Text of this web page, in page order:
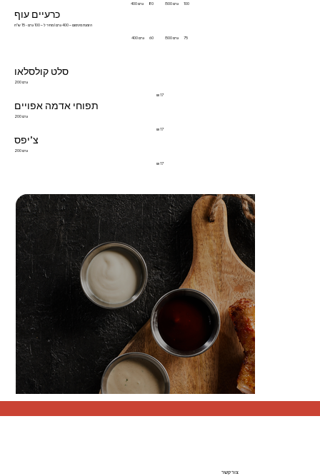
400 גרם ‏80 ‏ 500 גרם ‏100 ‏
כרעיים עוף
מחיר ל – 100 גרם - 15 ש"ח I הזמנת מינימום – 400 גרם
400 גרם 500 גרם
סלט קולסלאו
200 גרם
‏17 ‏₪
תפוחי אדמה אפויים
200 גרם
‏17 ‏₪
צ’יפס
200 גרם
‏17 ‏₪
צור קשר